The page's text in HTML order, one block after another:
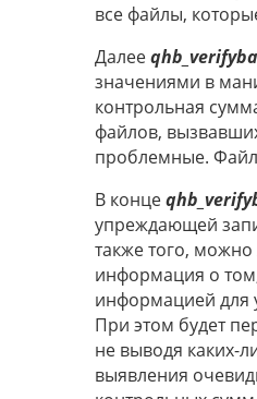
все файлы,
Далее
значениями в
контрольная
файлов,
проблемные.
В конце
упреждающей
также того,
информация о
информацией для
При этом будет
не выводя каких-
выявления